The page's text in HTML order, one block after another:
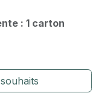
: 1 carton